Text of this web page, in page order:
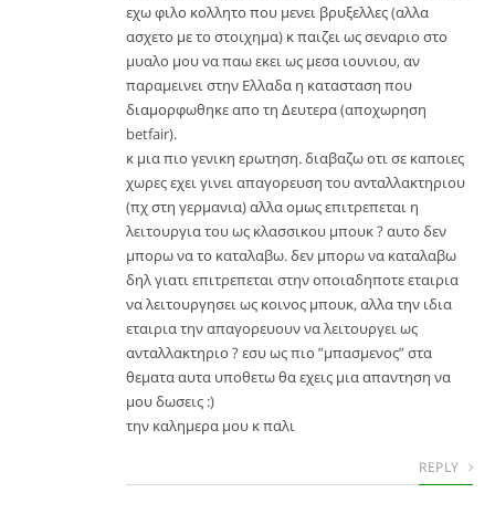
εχω φιλο κολλητο που μενει βρυξελλες (αλλα
ασχετο με το στοιχημα) κ παιζει ως σεναριο στο
μυαλο μου να παω εκει ως μεσα ιουνιου, αν
παραμεινει στην Ελλαδα η κατασταση που
διαμορφωθηκε απο τη Δευτερα (αποχωρηση
betfair).
κ μια πιο γενικη ερωτηση. διαβαζω οτι σε καποιες
χωρες εχει γινει απαγορευση του ανταλλακτηριου
(πχ στη γερμανια) αλλα ομως επιτρεπεται η
λειτουργια του ως κλασσικου μπουκ ? αυτο δεν
μπορω να το καταλαβω. δεν μπορω να καταλαβω
δηλ γιατι επιτρεπεται στην οποιαδηποτε εταιρια
να λειτουργησει ως κοινος μπουκ, αλλα την ιδια
εταιρια την απαγορευουν να λειτουργει ως
ανταλλακτηριο ? εσυ ως πιο ”μπασμενος” στα
θεματα αυτα υποθετω θα εχεις μια απαντηση να
μου δωσεις :)
την καλημερα μου κ παλι
REPLY